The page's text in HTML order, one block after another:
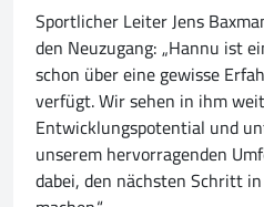
Sportlicher Leiter Jens
den Neuzugang: „Hannu ist
schon über eine gewisse
verfügt. Wir sehen in ihm
Entwicklungspotential und
unserem hervorragenden
dabei, den nächsten Schritt